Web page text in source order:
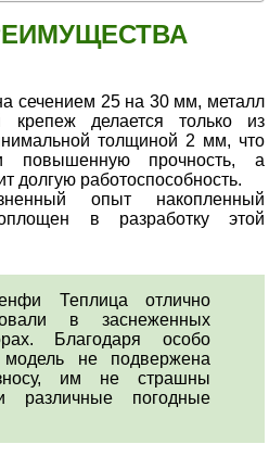
сечением 25 на 30 мм, металл
делается только из
толщиной 2 мм, что
повышенную прочность, а
долгую работоспособность.
опыт накопленный
в разработку этой
Теплица отлично
в заснеженных
Благодаря особо
модель не подвержена
им не страшны
различные погодные